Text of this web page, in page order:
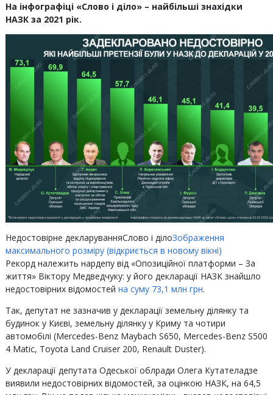
На інфографіці «Слово і діло» – найбільші знахідки
НАЗК за 2021 рік.
Недостовірне декларуванняСлово і ділоЗображення
максимального розміру (відкриється в новому вікні)
Рекорд належить нардепу від «Опозиційної платформи – За
життя» Віктору Медведчуку: у його декларації НАЗК знайшло
недостовірних відомостей на суму 73,1 млн грн.
Так, депутат не зазначив у декларації земельну ділянку та
будинок у Києві, земельну ділянку у Криму та чотири
автомобілі (Mercedes-Benz Maybach S650, Mercedes-Benz S500
4 Matic, Toyota Land Cruiser 200, Renault Duster).
У декларації депутата Одеської облради Олега Кутателадзе
виявили недостовірних відомостей, за оцінкою НАЗК, на 64,5